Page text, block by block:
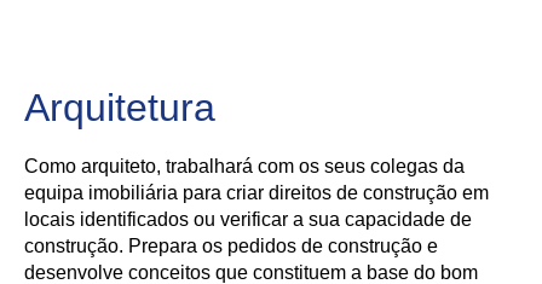
Arquitetura
Como arquiteto, trabalhará com os seus colegas da
equipa imobiliária para criar direitos de construção em
locais identificados ou verificar a sua capacidade de
construção. Prepara os pedidos de construção e
desenvolve conceitos que constituem a base do bom